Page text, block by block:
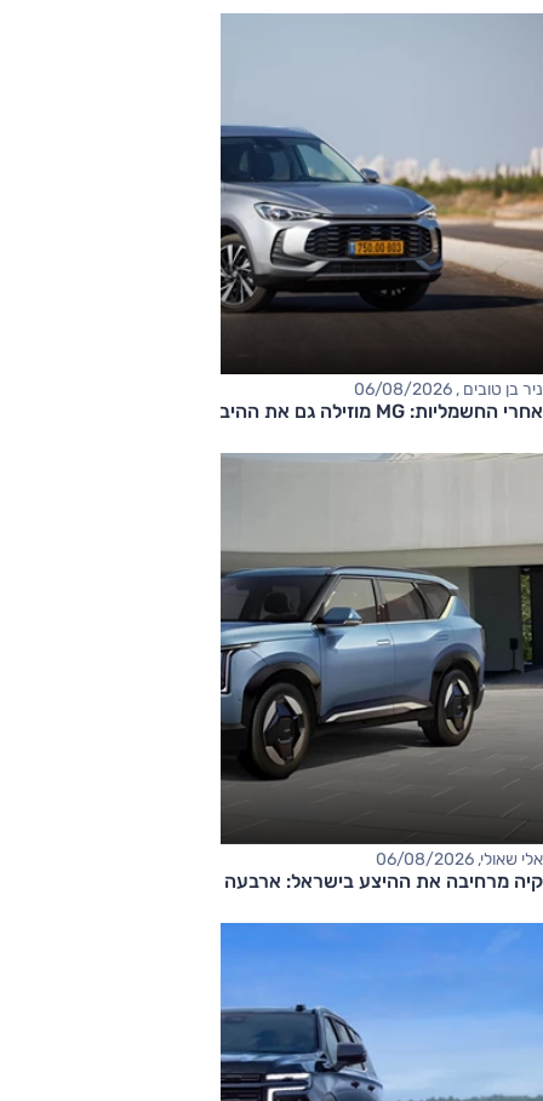
ניר בן טובים , 06/08/2026
אחרי החשמליות: MG מוזילה גם את ההיברידיות
אלי שאולי, 06/08/2026
קיה מרחיבה את ההיצע בישראל: ארבעה דגמים חדשים בדרך